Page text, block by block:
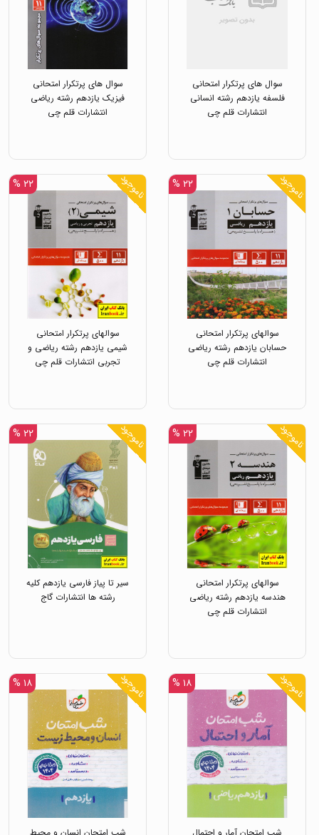
سوال های پرتکرار امتحانی
فلسفه یازدهم رشته انسانی
انتشارات قلم چی
سوال های پرتکرار امتحانی
فیزیک یازدهم رشته ریاضی
انتشارات قلم چی
ناموجود ۲۲ %
سوالهای پرتکرار امتحانی
حسابان یازدهم رشته ریاضی
انتشارات قلم چی
ناموجود ۲۲ %
سوالهای پرتکرار امتحانی
شیمی یازدهم رشته ریاضی و
تجربی انتشارات قلم چی
ناموجود ۲۲ %
سوالهای پرتکرار امتحانی
هندسه یازدهم رشته ریاضی
انتشارات قلم چی
ناموجود ۲۲ %
سیر تا پیاز فارسی یازدهم کلیه
رشته ها انتشارات گاج
ناموجود ۱۸ % ناموجود ۱۸ %